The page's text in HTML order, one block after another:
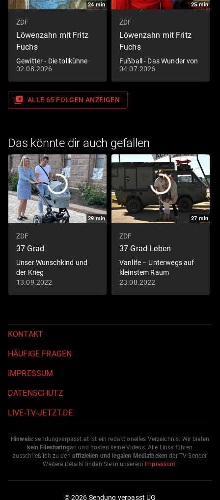
24min
ZDF
Löwenzahn mit Fritz
Fuchs
Gewitter - Die tollkühne
Blitzjagd
02.08.2026
25min
ZDF
Löwenzahn mit Fritz
Fuchs
Fußball - Das Wunder von
Bärstadt
04.07.2026
video_library ALLE 65 FOLGEN ANZEIGEN
Das könnte dir auch gefallen
29min
ZDF
37 Grad
Unser Wunschkind und
der Krieg
13.09.2022
27 min
ZDF
37 Grad Leben
Vanlife – Unterwegs auf
kleinstem Raum
23.08.2022
KONTAKT
HÄUFIGE FRAGEN
IMPRESSUM
DATENSCHUTZ
LIVE-TV-JETZT.DE
Hinweis: sendungverpasst.at ist ein redaktionelles Verzeichnis. Wir bieten
kein Filesharingan und hosten keine Videos. Alle Links führen
ausschließlich zu den offiziellen und legalen Mediatheken der TV-Sender.
Weitere Details finden Sie in unserem Impressum.
© 2026 Sendung verpasst UG